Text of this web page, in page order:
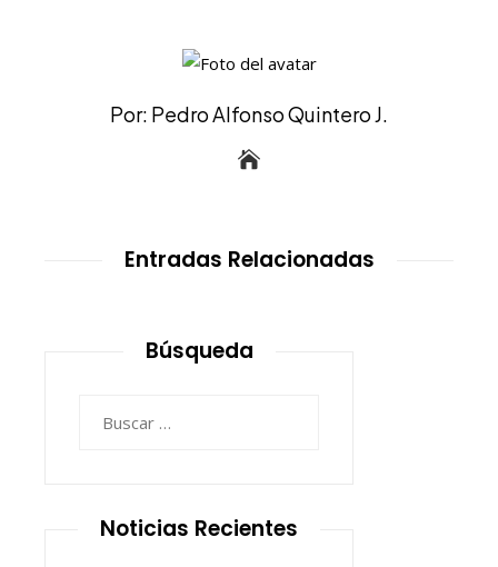
Por: Pedro Alfonso Quintero J.
Entradas Relacionadas
Búsqueda
Noticias Recientes